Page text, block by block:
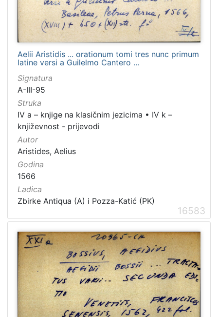
Aelii Aristidis ... orationum tomi tres nunc primum
latine versi a Guilelmo Cantero ...
Signatura
A-III-95
Struka
IV a – knjige na klasičnim jezicima • IV k –
književnost - prijevodi
Autor
Aristides, Aelius
Godina
1566
Ladica
Zbirke Antiqua (A) i Pozza-Katić (PK)
16583